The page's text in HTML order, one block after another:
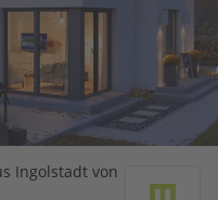
Ingolstadt von